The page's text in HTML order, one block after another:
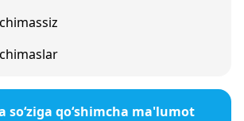
so‘ziga qo‘shimcha ma'lumot